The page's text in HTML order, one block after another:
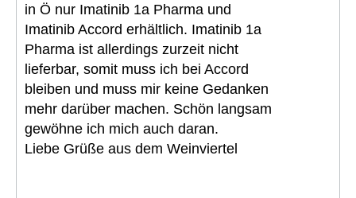
in Ö nur Imatinib 1a Pharma und
Imatinib Accord erhältlich. Imatinib 1a
Pharma ist allerdings zurzeit nicht
lieferbar, somit muss ich bei Accord
bleiben und muss mir keine Gedanken
mehr darüber machen. Schön langsam
gewöhne ich mich auch daran.
Liebe Grüße aus dem Weinviertel